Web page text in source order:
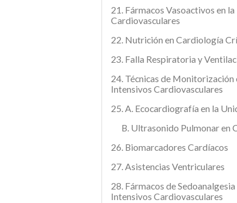
21. Fármacos Vasoactivos en
Cardiovasculares
22. Nutrición en Cardiología
23. Falla Respiratoria y
24. Técnicas de Monitorización
Intensivos Cardiovasculares
25. A. Ecocardiografía en la
B. Ultrasonido Pulmonar en
26. Biomarcadores Cardíacos
27. Asistencias Ventriculares
28. Fármacos de
Intensivos Cardiovasculares